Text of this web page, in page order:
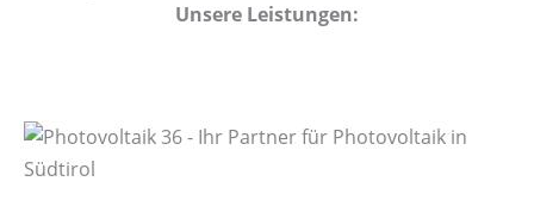
Unsere Leistungen: